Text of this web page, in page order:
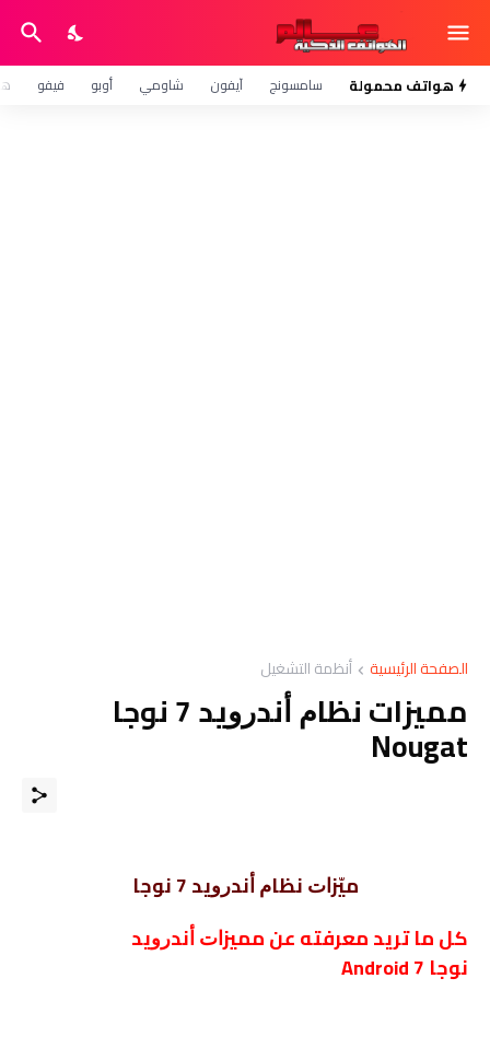
هواتف محمولة سامسونج آيفون شاومي أوبو فيفو
الصفحة الرئيسية أنظمة التشغيل
مميزات ﻧﻈﺎﻡ ﺃﻧﺪﺭﻭﻳﺪ 7 ﻧﻮﺟﺎ
Nougat
ﻣﻴّﺰﺍﺕ ﻧﻈﺎﻡ ﺃﻧﺪﺭﻭﻳﺪ 7 ﻧﻮﺟﺎ
ﻛﻞ ﻣﺎ ﺗﺮﻳﺪ ﻣﻌﺮﻓﺘﻪ ﻋﻦ ﻣﻤﻴﺰﺍﺕ ﺃﻧﺪﺭﻭﻳﺪ
ﻧﻮﺟﺎ Android 7